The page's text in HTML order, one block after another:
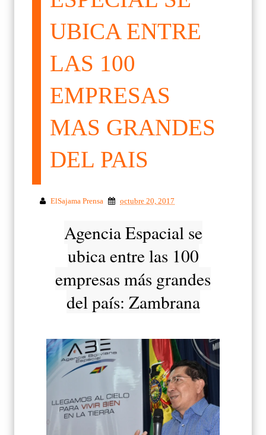
UBICA ENTRE
LAS 100
EMPRESAS
MAS GRANDES
DEL PAIS
ElSajama Prensa octubre 20, 2017
Agencia Espacial se
ubica entre las 100
empresas más grandes
del país: Zambrana